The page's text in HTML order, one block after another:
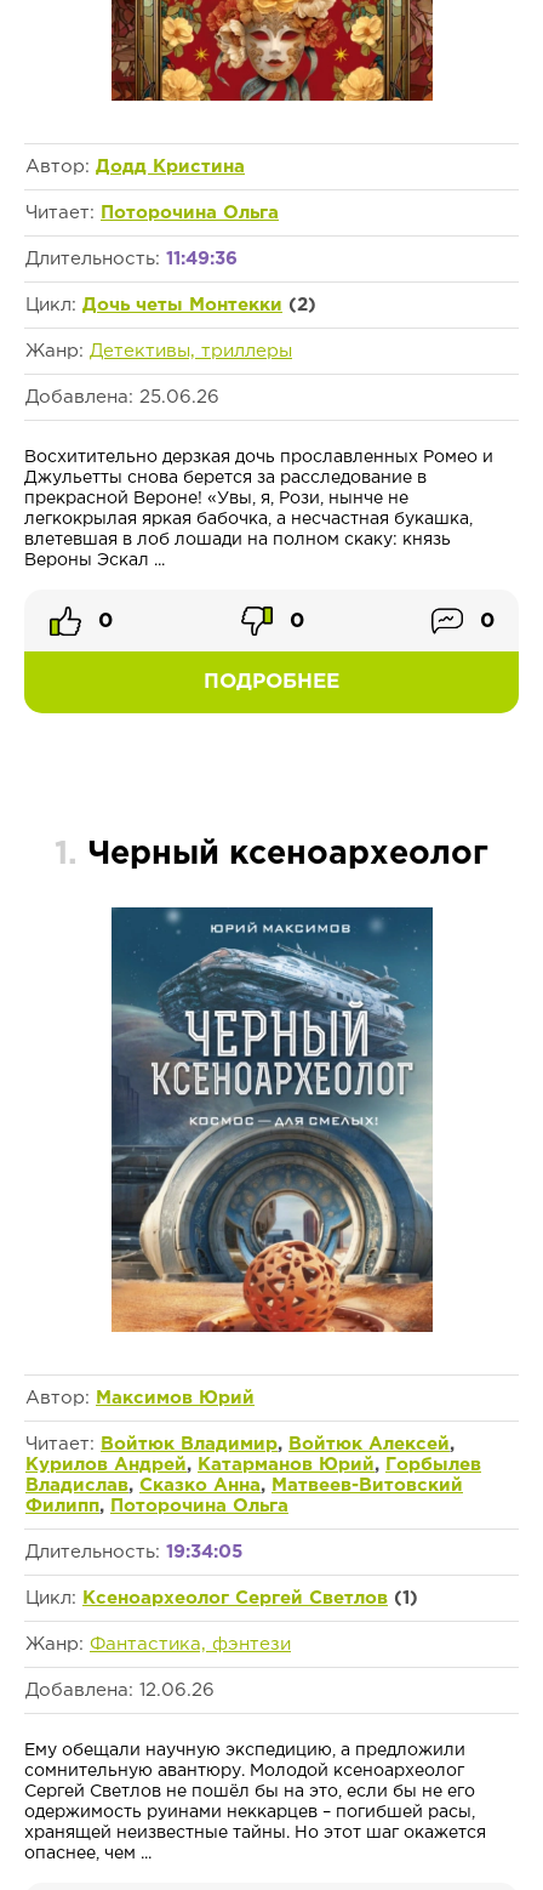
Автор: Додд Кристина
Читает: Поторочина Ольга
Длительность: 11:49:36
Цикл: Дочь четы Монтекки (2)
Жанр: Детективы, триллеры
Добавлена: 25.06.26
Восхитительно дерзкая дочь прославленных Ромео и
Джульетты снова берется за расследование в
прекрасной Вероне! «Увы, я, Рози, нынче не
легкокрылая яркая бабочка, а несчастная букашка,
влетевшая в лоб лошади на полном скаку: князь
Вероны Эскал ...
ПОДРОБНЕЕ
0 0 0
1. Черный ксеноархеолог
Автор: Максимов Юрий
Читает: Войтюк Владимир, Войтюк Алексей,
Курилов Андрей, Катарманов Юрий,
Горбылев
Владислав, Сказко Анна,
Матвеев-Витовский
Филипп, Поторочина Ольга
Длительность: 19:34:05
Цикл: Ксеноархеолог Сергей Светлов (1)
Жанр: Фантастика, фэнтези
Добавлена: 12.06.26
Ему обещали научную экспедицию, а предложили
сомнительную авантюру. Молодой ксеноархеолог
Сергей Светлов не пошёл бы на это, если бы не его
одержимость руинами неккарцев – погибшей расы,
хранящей неизвестные тайны. Но этот шаг окажется
опаснее, чем ...